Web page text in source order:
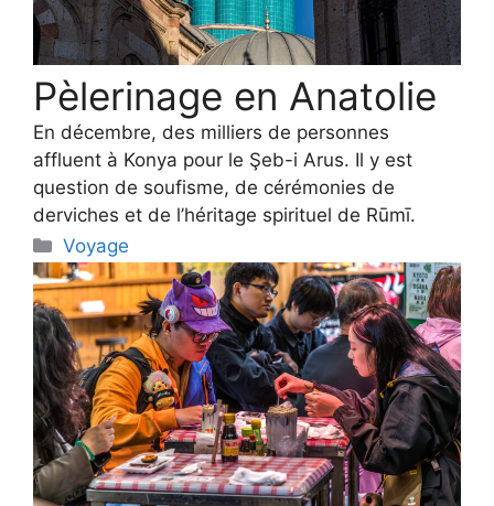
Pèlerinage en Anatolie
En décembre, des milliers de personnes
affluent à Konya pour le Şeb-i Arus. Il y est
question de soufisme, de cérémonies de
derviches et de l’héritage spirituel de Rūmī.
Categories
Voyage